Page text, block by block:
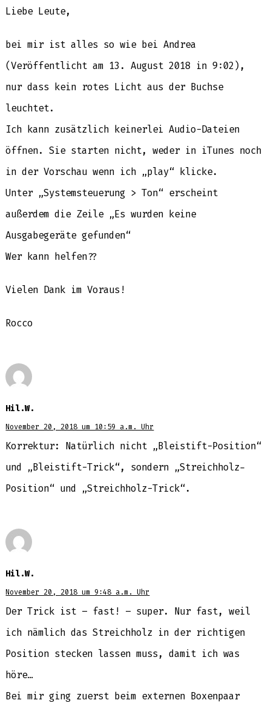
Liebe Leute,
bei mir ist alles so wie bei Andrea
(Veröffentlicht am 13. August 2018 in 9:02),
nur dass kein rotes Licht aus der Buchse
leuchtet.
Ich kann zusätzlich keinerlei Audio-Dateien
öffnen. Sie starten nicht, weder in iTunes noch
in der Vorschau wenn ich „play“ klicke.
Unter „Systemsteuerung > Ton“ erscheint
außerdem die Zeile „Es wurden keine
Ausgabegeräte gefunden“
Wer kann helfen??
Vielen Dank im Voraus!
Rocco
Hil.W.
November 20, 2018 um 10:59 a.m. Uhr
Korrektur: Natürlich nicht „Bleistift-Position“
und „Bleistift-Trick“, sondern „Streichholz-
Position“ und „Streichholz-Trick“.
Hil.W.
November 20, 2018 um 9:48 a.m. Uhr
Der Trick ist – fast! – super. Nur fast, weil
ich nämlich das Streichholz in der richtigen
Position stecken lassen muss, damit ich was
höre…
Bei mir ging zuerst beim externen Boxenpaar